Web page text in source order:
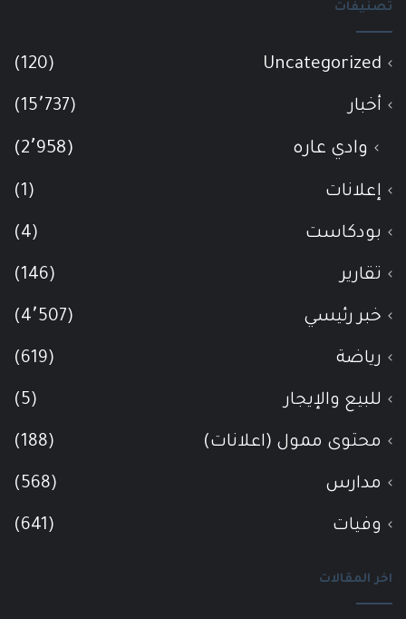
تصنيفات
Uncategorized
(120)
أخبار (15٬737)
وادي عاره (2٬958)
إعلانات (1)
بودكاست (4)
تقارير (146)
خبر رئيسي (4٬507)
رياضة (619)
للبيع والإيجار (5)
محتوى ممول (اعلانات) (188)
مدارس (568)
وفيات (641)
اخر المقالات